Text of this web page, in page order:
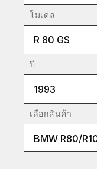
โมเดล
R 80 GS
ปี
1993
เลือกสินค้า
BMW R80/